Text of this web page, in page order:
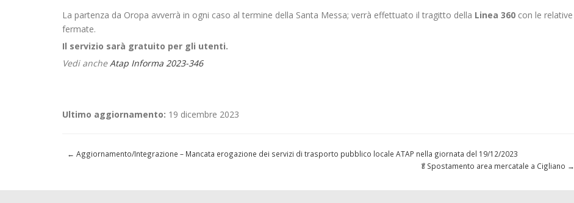
La partenza da Oropa avverrà in ogni caso al termine della Santa Messa; verrà effettuato il tragitto della Linea 360 con le relative
fermate.
Il servizio sarà gratuito per gli utenti.
Vedi ancheAtap Informa 2023-346
Ultimo aggiornamento: 19 dicembre 2023
← Aggiornamento/Integrazione – Mancata erogazione dei servizi di trasporto pubblico locale ATAP nella giornata del 19/12/2023
🥬Spostamento area mercatale a Cigliano →